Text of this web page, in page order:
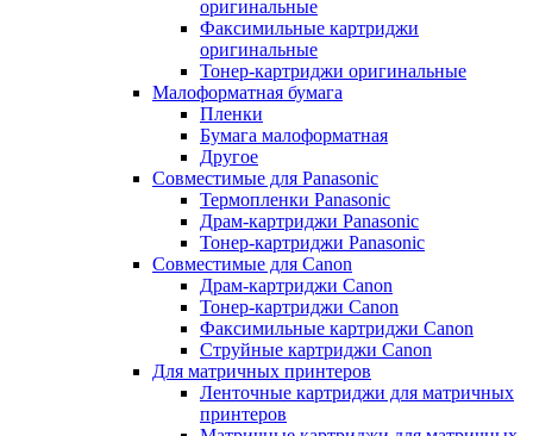
оригинальные
Факсимильные картриджи
оригинальные
Тонер-картриджи оригинальные
Малоформатная бумага
Пленки
Бумага малоформатная
Другое
Совместимые для Panasonic
Термопленки Panasonic
Драм-картриджи Panasonic
Тонер-картриджи Panasonic
Совместимые для Canon
Драм-картриджи Canon
Тонер-картриджи Canon
Факсимильные картриджи Canon
Струйные картриджи Canon
Для матричных принтеров
Ленточные картриджи для матричных
принтеров